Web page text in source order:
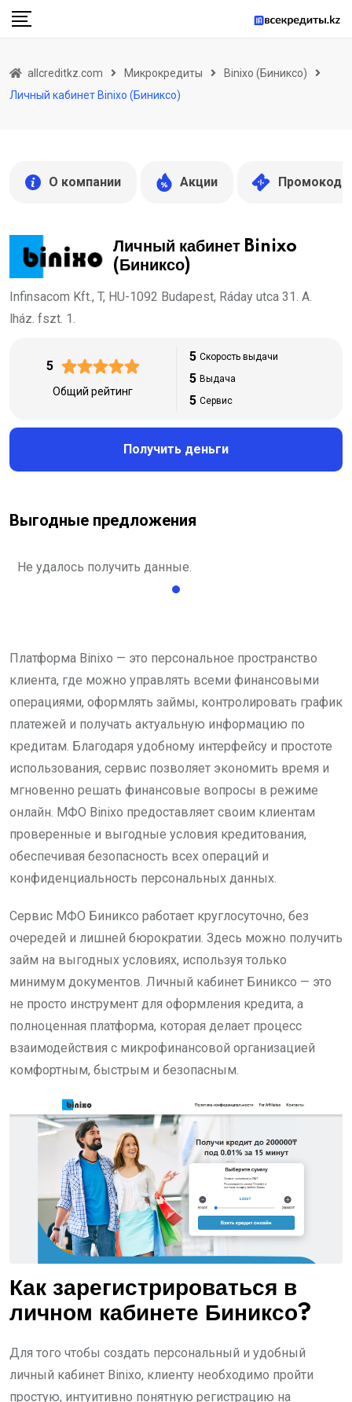
Skip
allcreditkz.com Микрокредиты
Binixo (Биниксо)
Личный кабинет Binixo (Биниксо)
О компании Акции Промокоды
Личный кабинет Binixo
(Биниксо)
Infinsacom Kft., T, HU-1092 Budapest, Ráday utca 31. A.
lház. fszt. 1.
5
Общий рейтинг
5 Скорость выдачи
5 Выдача
5 Сервис
Получить деньги
Выгодные предложения
Не удалось получить данные.
Платформа Binixo — это персональное пространство
клиента, где можно управлять всеми финансовыми
операциями, оформлять займы, контролировать график
платежей и получать актуальную информацию по
кредитам. Благодаря удобному интерфейсу и простоте
использования, сервис позволяет экономить время и
мгновенно решать финансовые вопросы в режиме
онлайн. МФО Binixo предоставляет своим клиентам
проверенные и выгодные условия кредитования,
обеспечивая безопасность всех операций и
конфиденциальность персональных данных.
Сервис МФО Биниксо работает круглосуточно, без
очередей и лишней бюрократии. Здесь можно получить
займ на выгодных условиях, используя только
минимум документов. Личный кабинет Биниксо — это
не просто инструмент для оформления кредита, а
полноценная платформа, которая делает процесс
взаимодействия с микрофинансовой организацией
комфортным, быстрым и безопасным.
Как зарегистрироваться в
личном кабинете Биниксо?
Для того чтобы создать персональный и удобный
личный кабинет Binixo, клиенту необходимо пройти
простую, интуитивно понятную регистрацию на